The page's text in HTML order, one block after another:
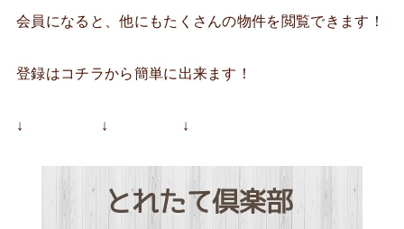
会員になると、他にもたくさんの物件を閲覧できます！
登録はコチラから簡単に出来ます！
↓ ↓ ↓